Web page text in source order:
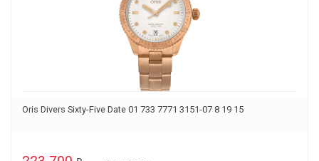
Oris Divers Sixty-Five Date 01 733 7771 3151-07 8 19 15